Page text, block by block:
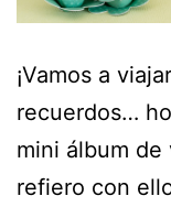
¡Vamos a
recuerdos…
mini álbum de
refiero con